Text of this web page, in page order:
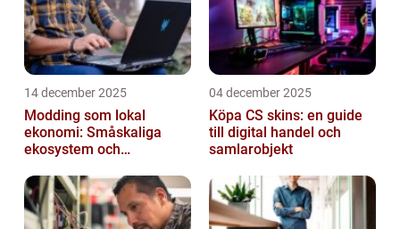
14 december 2025
Modding som lokal
ekonomi: Småskaliga
ekosystem och
04 december 2025
Köpa CS skins: en guide
till digital handel och
samlarobjekt